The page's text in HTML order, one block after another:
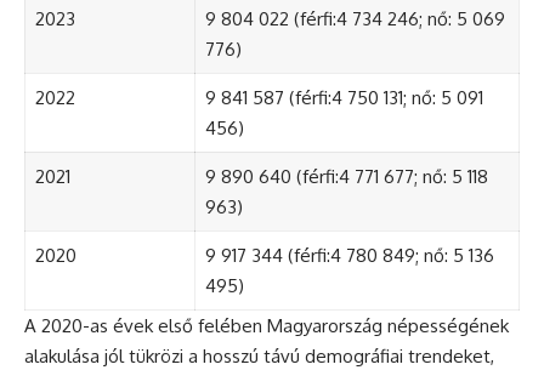
2023
9 804 022 (férfi:4 734 246; nő: 5 069
776)
2022
9 841 587 (férfi:4 750 131; nő: 5 091
456)
2021
9 890 640 (férfi:4 771 677; nő: 5 118
963)
2020
9 917 344 (férfi:4 780 849; nő: 5 136
495)
A 2020-as évek első felében Magyarország népességének
alakulása jól tükrözi a hosszú távú demográfiai trendeket,